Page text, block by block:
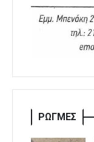
ΡΩΓΜΕΣ